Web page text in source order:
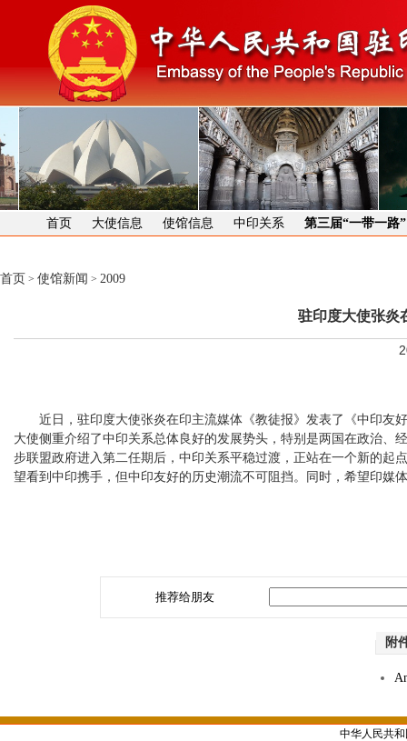
首页 大使信息 使馆信息 中印关系 第三届“一带一路
首页 > 使馆新闻 > 2009
驻印度大使张炎
近日，驻印度大使张炎在印主流媒体《教徒报》发表了《中印友
大使侧重介绍了中印关系总体良好的发展势头，特别是两国在政治
步联盟政府进入第二任期后，中印关系平稳过渡，正站在一个新的起
望看到中印携手，但中印友好的历史潮流不可阻挡。同时，希望印媒
推荐给朋友
附
中华人民共